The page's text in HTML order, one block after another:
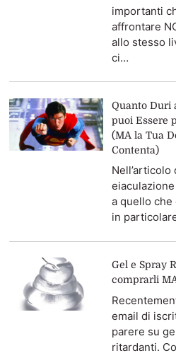
importanti
affrontare
allo stesso
ci…
Quanto Duri
puoi Essere
(MA la Tua
Contenta)
a quello
in
Gel e Spray
comprarli
email di
parere su
ritardanti.